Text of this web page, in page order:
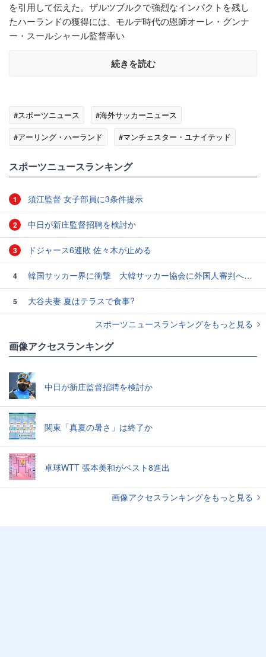
を引用して伝えた。ザルツブルクで強烈なインパクトを残し
たハーランドの獲得には、モルデ時代の恩師オーレ・グンナ
ー・スールシャール監督率い
続きを読む
#スポーツニュース
#海外サッカーニュース
#アーリング・ハーランド
#マンチェスター・ユナイテッド
スポーツニュースランキング
1 須江監督 女子部員に3条件提示
2 中日が新庄監督招聘を検討か
3 ドジャース6連敗 佐々木が止める
4 韓国サッカー界に衝撃 大韓サッカー協会に外国人審判への“性的接待”疑惑 韓国メディアが報道
5
大谷夫妻 夏はテラスで食事?
スポーツニュースランキングをもっと見る
画像アクセスランキング
中日が新庄監督招聘を検討か
関東「真夏の暑さ」は終了か
卓球WTT 張本美和がベスト8進出
画像アクセスランキングをもっと見る